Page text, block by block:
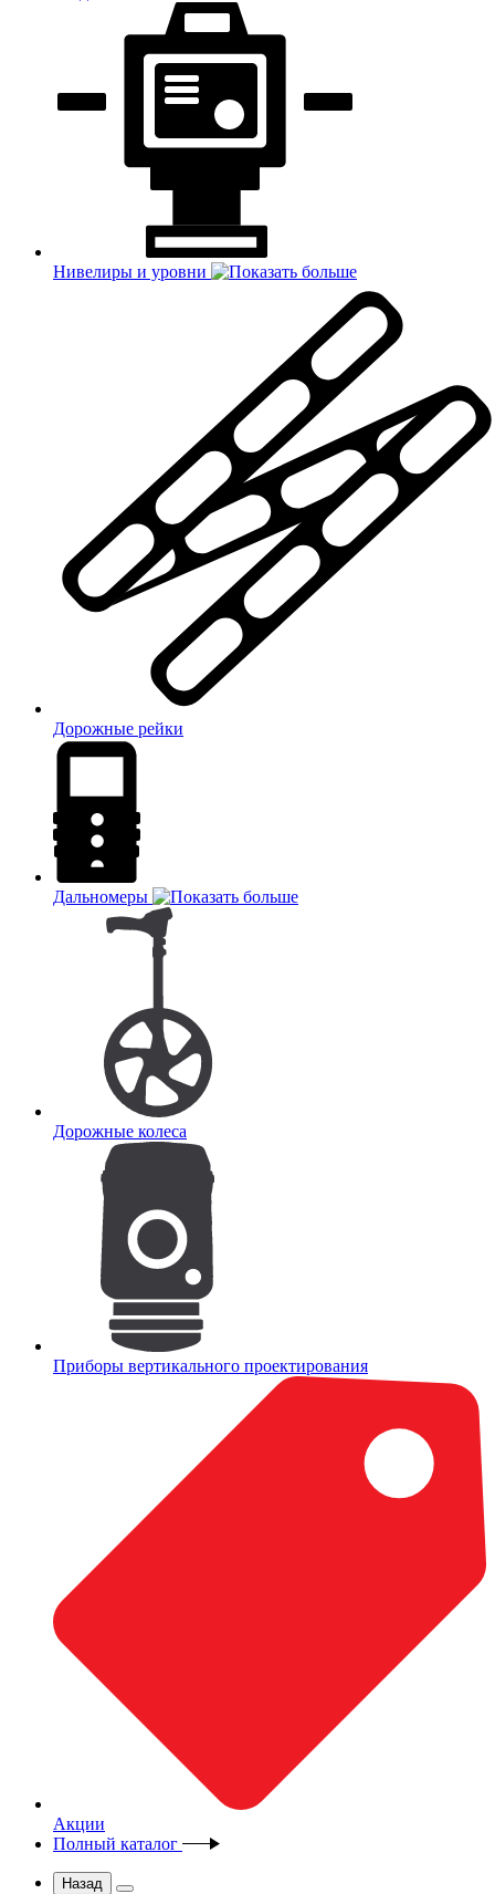
Нивелиры и уровни
Дорожные рейки
Дальномеры
Дорожные колеса
Приборы вертикального проектирования
Акции
Полный каталог
Назад